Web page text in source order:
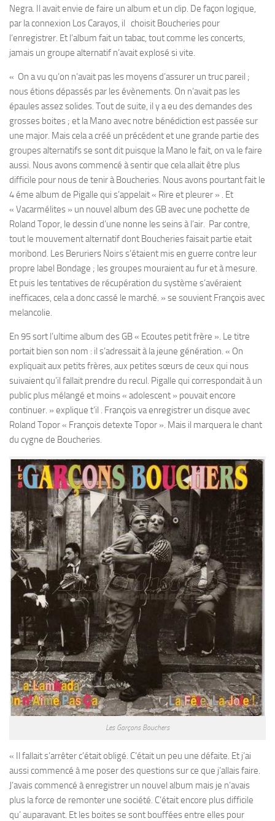
Negra. Il avait envie de faire un album et un clip. De façon logique,
par la connexion Los Carayos, il choisit Boucheries pour
l’enregistrer. Et l’album fait un tabac, tout comme les concerts,
jamais un groupe alternatif n’avait explosé si vite.
« On a vu qu’on n’avait pas les moyens d’assurer un truc pareil ;
nous étions dépassés par les évènements. On n’avait pas les
épaules assez solides. Tout de suite, il y a eu des demandes des
grosses boites ; et la Mano avec notre bénédiction est passée sur
une major. Mais cela a créé un précédent et une grande partie des
groupes alternatifs se sont dit puisque la Mano le fait, on va le faire
aussi. Nous avons commencé à sentir que cela allait être plus
difficile pour nous de tenir à Boucheries. Nous avons pourtant fait le
4 éme album de Pigalle qui s’appelait « Rire et pleurer » . Et
« Vacarmélites » un nouvel album des GB avec une pochette de
Roland Topor, le dessin d’une nonne les seins à l’air. Par contre,
tout le mouvement alternatif dont Boucheries faisait partie etait
moribond. Les Beruriers Noirs s’étaient mis en guerre contre leur
propre label Bondage ; les groupes mouraient au fur et à mesure.
Et puis les tentatives de récupération du système s’avéraient
inefficaces, cela a donc cassé le marché. » se souvient François avec
melancolie.
En 95 sort l’ultime album des GB « Ecoutes petit frère ». Le titre
portait bien son nom : il s’adressait à la jeune génération. « On
expliquait aux petits frères, aux petites sœurs de ceux qui nous
suivaient qu’il fallait prendre du recul. Pigalle qui correspondait à un
public plus mélangé et moins « adolescent » pouvait encore
continuer. » explique t’il . François va enregistrer un disque avec
Roland Topor « François detexte Topor ». Mais il marquera le chant
du cygne de Boucheries.
Les Garçons Bouchers
« Il fallait s’arrêter c’était obligé. C’était un peu une défaite. Et j’ai
aussi commencé à me poser des questions sur ce que j’allais faire.
J’avais commencé à enregistrer un nouvel album mais je n’avais
plus la force de remonter une société. C’était encore plus difficile
qu’ auparavant. Et les boites se sont bouffées entre elles pour